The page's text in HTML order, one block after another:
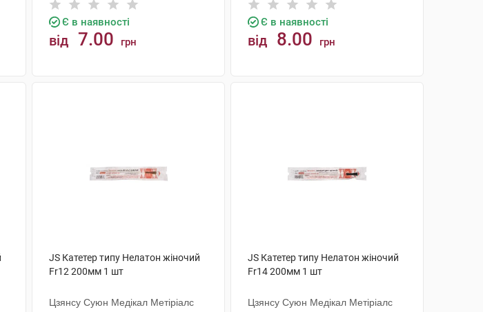
Є в наявності
від 7.00 грн
Є в наявності
від 8.00 грн
JS Катетер типу Нелатон жіночий
Fr12 200мм 1 шт
Цзянсу Суюн Медікал Метіріалс
JS Катетер типу Нелатон жіночий
Fr14 200мм 1 шт
Цзянсу Суюн Медікал Метіріалс